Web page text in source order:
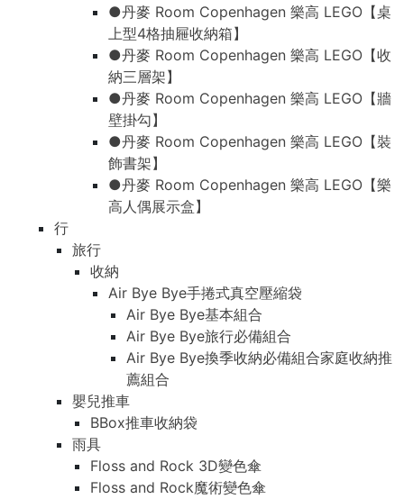
●丹麥 Room Copenhagen 樂高 LEGO【桌
上型4格抽屜收納箱】
●丹麥 Room Copenhagen 樂高 LEGO【收
納三層架】
●丹麥 Room Copenhagen 樂高 LEGO【牆
壁掛勾】
●丹麥 Room Copenhagen 樂高 LEGO【裝
飾書架】
●丹麥 Room Copenhagen 樂高 LEGO【樂
高人偶展示盒】
行
旅行
收納
Air Bye Bye手捲式真空壓縮袋
Air Bye Bye基本組合
Air Bye Bye旅行必備組合
Air Bye Bye換季收納必備組合家庭收納推
薦組合
嬰兒推車
BBox推車收納袋
雨具
Floss and Rock 3D變色傘
Floss and Rock魔術變色傘